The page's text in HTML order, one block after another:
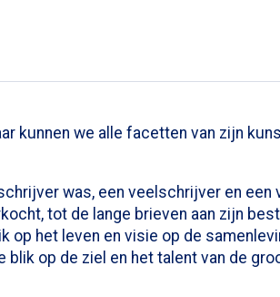
kunnen we alle facetten van zijn
was, een veelschrijver en
tot de lange brieven aan zijn
op het leven en visie op de
op de ziel en het talent van de